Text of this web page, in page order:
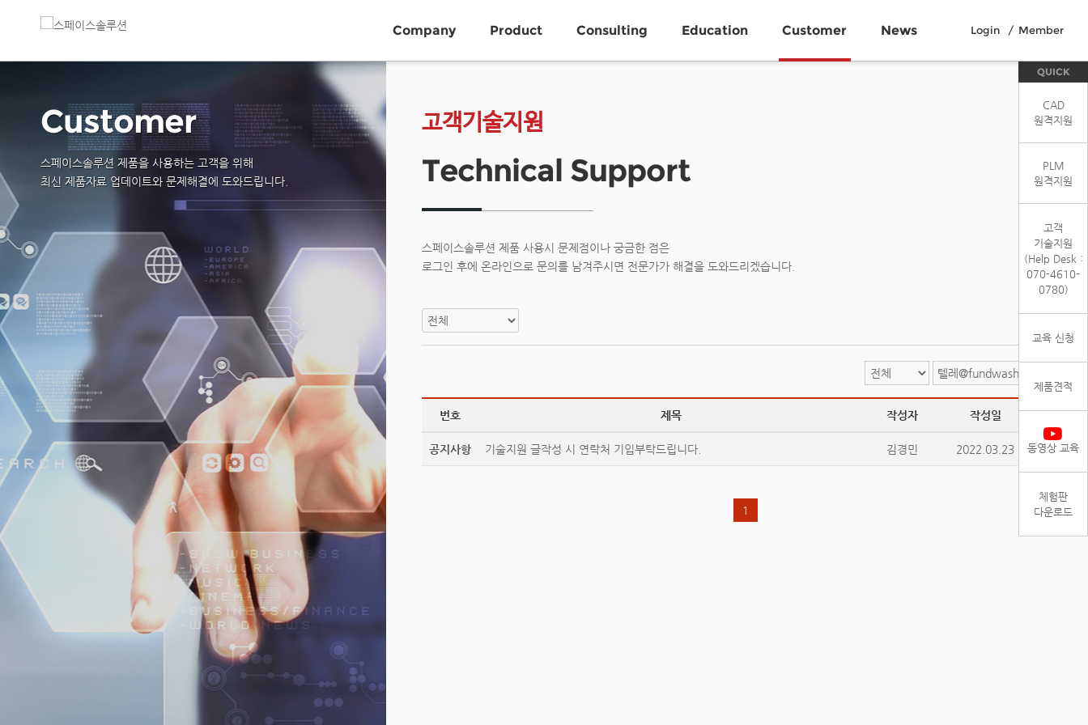
Company Product Consulting Education Customer News Login Member
QUICK
CAD
원격지원
PLM
원격지원
고객
기술지원
(Help Desk :
070-4610-
0780)
교육 신청
제품견적
동영상 교육
체험판
다운로드
스페이스솔루션 제품을 사용하는 고객을 위해
최신 제품자료 업데이트와 문제해결에 도와드립니다.
Customer 고객기술지원
Technical Support
스페이스솔루션 제품 사용시 문제점이나 궁금한 점은
로그인 후에 온라인으로 문의를 남겨주시면 전문가가 해결을 도와드리겠습니다.
번호 제목 작성자 작성일 조회
공지사항 기술지원 글작성 시 연락처 기입부탁드립니다. 김경민 2022.03.23 38263
1